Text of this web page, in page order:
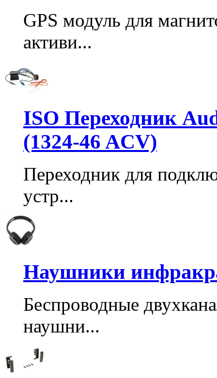
GPS модуль для
активи...
ISO Переходник
(1324-46 ACV)
Переходник для
устр...
Наушники
Беспроводные
наушни...